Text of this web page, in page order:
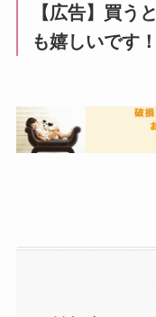
【広告】買う
も嬉しいです！